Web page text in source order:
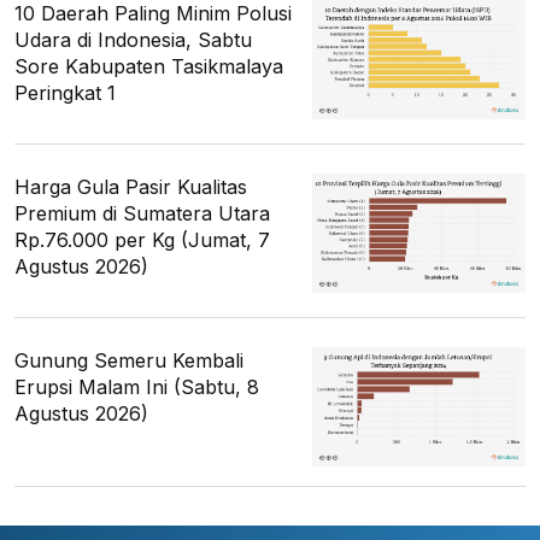
10 Daerah Paling Minim Polusi
Udara di Indonesia, Sabtu
Sore Kabupaten Tasikmalaya
Peringkat 1
Harga Gula Pasir Kualitas
Premium di Sumatera Utara
Rp.76.000 per Kg (Jumat, 7
Agustus 2026)
Gunung Semeru Kembali
Erupsi Malam Ini (Sabtu, 8
Agustus 2026)